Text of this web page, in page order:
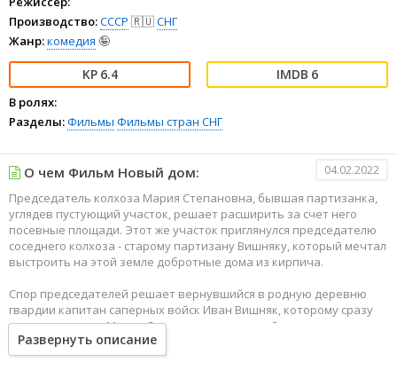
Производство:СССР 🇷🇺СНГ
Жанр:комедия 🤪
6.4 6
В ролях:
Разделы:Фильмы Фильмы стран СНГ
О чем Фильм Новый дом: 04.02.2022
Председатель колхоза Мария Степановна, бывшая партизанка,
углядев пустующий участок, решает расширить за счет него
посевные площади. Этот же участок приглянулся председателю
соседнего колхоза - старому партизану Вишняку, который мечтал
выстроить на этой земле добротные дома из кирпича.
Спор председателей решает вернувшийся в родную деревню
гвардии капитан саперных войск Иван Вишняк, которому сразу
же приглянулась Мария Степановна и который намерен жить с
будущей женой в новом кирпичном доме при хороших урожаях.
Развернуть описание